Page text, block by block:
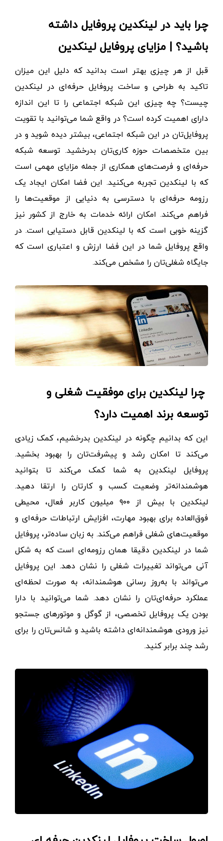
چرا باید در لینکدین پروفایل داشته
باشید؟ | مزایای پروفایل لینکدین
قبل از هر چیزی بهتر است بدانید که دلیل این میزان
تاکید به طراحی و ساخت پروفایل حرفه‌ای در لینکدین
چیست؟ چه چیزی این شبکه اجتماعی را تا این اندازه
دارای اهمیت کرده است؟ در واقع شما می‌توانید با تقویت
پروفایل‌تان در این شبکه اجتماعی، بیشتر دیده شوید و در
بین متخصصات حوزه کاری‌تان بدرخشید. توسعه شبکه
حرفه‌ای و فرصت‌های همکاری از جمله مزایای مهمی است
که با لینکدین تجربه می‌کنید. این فضا امکان ایجاد یک
رزومه حرفه‌ای با دسترسی به دنیایی از موقعیت‌ها را
فراهم می‌کند. امکان ارائه خدمات به خارج از کشور نیز
گزینه خوبی است که با لینکدین قابل دستیابی است. در
واقع پروفایل شما در این فضا ارزش و اعتباری است که
جایگاه شغلی‌تان را مشخص می‌کند.
چرا لینکدین برای موفقیت شغلی و
توسعه برند اهمیت دارد؟
این که بدانیمچگونه در لینکدین بدرخشیم، کمک زیادی
می‌کند تا امکان رشد و پیشرفت‌تان را بهبود بخشید.
پروفایل لینکدین به شما کمک می‌کند تا بتوانید
هوشمندانه‌تر وضعیت کسب و کارتان را ارتقا دهید.
لینکدین با بیش از ۹۰۰ میلیون کاربر فعال، محیطی
فوق‌العاده برای بهبود مهارت، افزایش ارتباطات حرفه‌ای و
موقعیت‌های شغلی فراهم می‌کند. به زبان ساده‌تر، پروفایل
شما در لینکدین دقیقا همان رزومه‌ای است که به شکل
آنی می‌تواند تغییرات شغلی را نشان دهد. این پروفایل
می‌تواند با به‌روز رسانی هوشمندانه، به صورت لحظه‌ای
عملکرد حرفه‌ای‌تان را نشان دهد. شما می‌توانید با دارا
بودن یک پروفایل تخصصی، از گوگل و موتورهای جستجو
نیز ورودی هوشمندانه‌ای داشته باشید و شانس‌تان را برای
رشد چند برابر کنید.